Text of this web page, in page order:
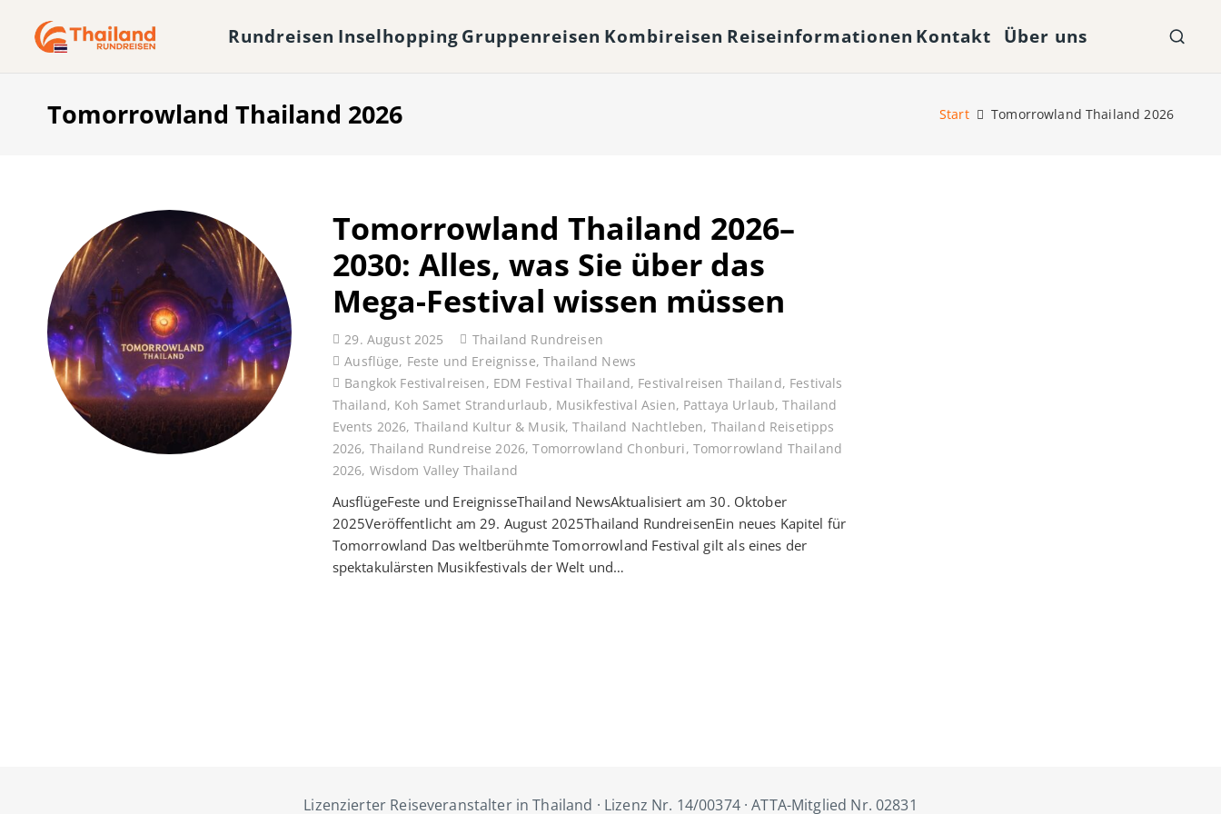
Rundreisen InselhoppingGruppenreisen Kombireisen Reiseinformationen Kontakt Über uns
Tomorrowland Thailand 2026 Start Tomorrowland Thailand 2026
Tomorrowland Thailand 2026–
2030: Alles, was Sie über das
Mega-Festival wissen müssen
29. August 2025
Thailand Rundreisen
Ausflüge, Feste und Ereignisse,Thailand News
Bangkok Festivalreisen, EDM Festival Thailand, Festivalreisen Thailand, Festivals
Thailand, Koh Samet Strandurlaub, Musikfestival Asien, Pattaya Urlaub,Thailand
Events 2026, Thailand Kultur & Musik,Thailand Nachtleben, Thailand Reisetipps
2026, Thailand Rundreise 2026,Tomorrowland Chonburi, Tomorrowland Thailand
2026, Wisdom Valley Thailand
AusflügeFeste und EreignisseThailand NewsAktualisiert am 30. Oktober
2025Veröffentlicht am 29. August 2025Thailand RundreisenEin neues Kapitel für
Tomorrowland Das weltberühmte Tomorrowland Festival gilt als eines der
spektakulärsten Musikfestivals der Welt und…
Lizenzierter Reiseveranstalter in Thailand · Lizenz Nr. 14/00374 · ATTA-Mitglied Nr. 02831